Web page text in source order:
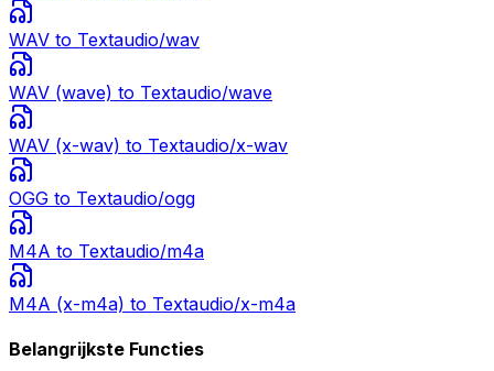
WAV to Textaudio/wav
WAV (wave) to Textaudio/wave
WAV (x-wav) to Textaudio/x-wav
OGG to Textaudio/ogg
M4A to Textaudio/m4a
M4A (x-m4a) to Textaudio/x-m4a
Belangrijkste Functies